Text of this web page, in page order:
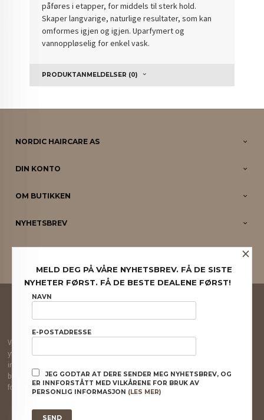
påføres i etapper, for middels til sterk hold.
Skaper langvarige, naturlige resultater, som kan
omformes igjen og igjen. Uparfymert og
vannoppløselig for enkel vask.
PRODUKTANMELDELSER (0)
NORDIC HAIRCARE AS
DIN KONTO
OM BUTIKKEN
NYHETSBREV
PARTNERE
FRAKT
Vår nettbutikk bruker cookies slik at du får en bedre kjøpsopplevelse og vi kan
yte deg bedre service. Vi bruker cookies hovedsaklig til å lagre
innloggingsdetaljer og huske hva du har puttet i handlekurven din. Fortsett å
bruke siden som normalt om du godtar dette.Les merellerendre innstillinger
for cookies.
×
MELD DEG PÅ VÅRE NYHETSBREV. FÅ DE SISTE
NYHETER FØRST. FÅ DE BESTE DEALENE FØRST!
NAVN
E-POSTADRESSE
JEG GODTAR AT DERE SENDER MEG NYHETSBREV, OG
ER INNFORSTÅTT MED VILKÅRENE FOR BRUK AV
PERSONLIG INFORMASJON (LES MER)